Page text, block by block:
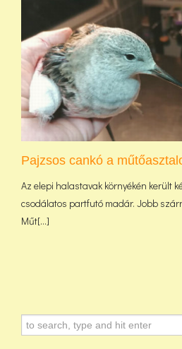
Pajzsos cankó a
Az elepi halastavak környékén került
csodálatos partfutó madár. Jobb
Műt[...]